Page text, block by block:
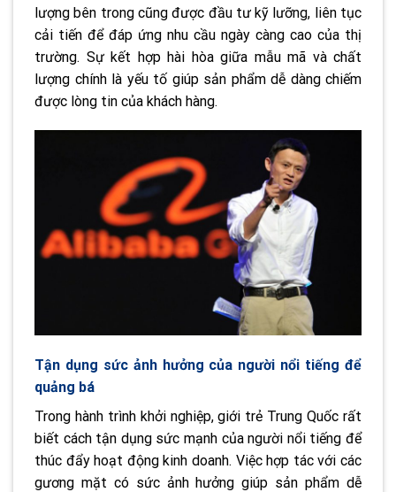
lượng bên trong cũng được đầu tư kỹ lưỡng, liên tục
cải tiến để đáp ứng nhu cầu ngày càng cao của thị
trường. Sự kết hợp hài hòa giữa mẫu mã và chất
lượng chính là yếu tố giúp sản phẩm dễ dàng chiếm
được lòng tin của khách hàng.
Tận dụng sức ảnh hưởng của người nổi tiếng để
quảng bá
Trong hành trình khởi nghiệp, giới trẻ Trung Quốc rất
biết cách tận dụng sức mạnh của người nổi tiếng để
thúc đẩy hoạt động kinh doanh. Việc hợp tác với các
gương mặt có sức ảnh hưởng giúp sản phẩm dễ